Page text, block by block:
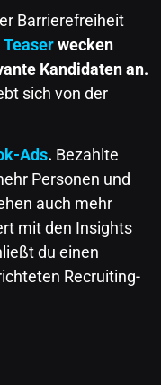
Barrierefreiheit
wecken
Kandidaten an.
sich von der
Ads. Bezahlte
Personen und
auch mehr
mit den Insights
du einen
Recruiting-